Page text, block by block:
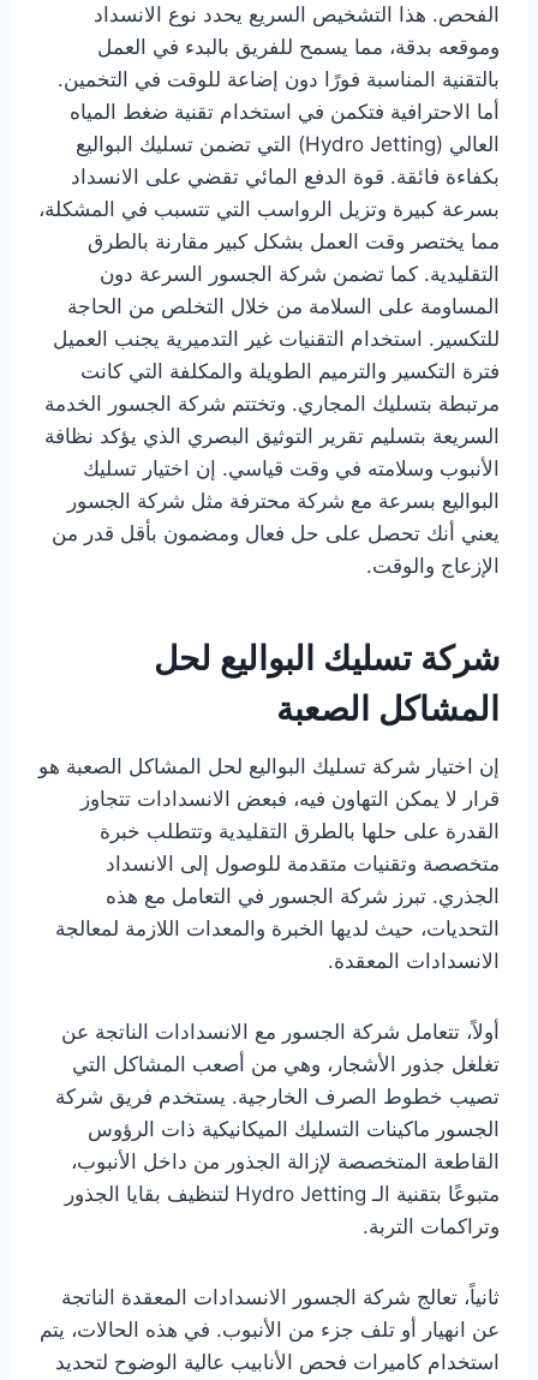
الفحص. هذا التشخيص السريع يحدد نوع الانسداد
وموقعه بدقة، مما يسمح للفريق بالبدء في العمل
بالتقنية المناسبة فورًا دون إضاعة للوقت في التخمين.
أما الاحترافية فتكمن في استخدام تقنية ضغط المياه
العالي (Hydro Jetting) التي تضمن تسليك البواليع
بكفاءة فائقة. قوة الدفع المائي تقضي على الانسداد
بسرعة كبيرة وتزيل الرواسب التي تتسبب في المشكلة،
مما يختصر وقت العمل بشكل كبير مقارنة بالطرق
التقليدية. كما تضمن شركة الجسور السرعة دون
المساومة على السلامة من خلال التخلص من الحاجة
للتكسير. استخدام التقنيات غير التدميرية يجنب العميل
فترة التكسير والترميم الطويلة والمكلفة التي كانت
مرتبطة بتسليك المجاري. وتختتم شركة الجسور الخدمة
السريعة بتسليم تقرير التوثيق البصري الذي يؤكد نظافة
الأنبوب وسلامته في وقت قياسي. إن اختيار تسليك
البواليع بسرعة مع شركة محترفة مثل شركة الجسور
يعني أنك تحصل على حل فعال ومضمون بأقل قدر من
الإزعاج والوقت.
شركة تسليك البواليع لحل
المشاكل الصعبة
إن اختيار شركة تسليك البواليع لحل المشاكل الصعبة هو
قرار لا يمكن التهاون فيه، فبعض الانسدادات تتجاوز
القدرة على حلها بالطرق التقليدية وتتطلب خبرة
متخصصة وتقنيات متقدمة للوصول إلى الانسداد
الجذري. تبرز شركة الجسور في التعامل مع هذه
التحديات، حيث لديها الخبرة والمعدات اللازمة لمعالجة
الانسدادات المعقدة.
أولاً، تتعامل شركة الجسور مع الانسدادات الناتجة عن
تغلغل جذور الأشجار، وهي من أصعب المشاكل التي
تصيب خطوط الصرف الخارجية. يستخدم فريق شركة
الجسور ماكينات التسليك الميكانيكية ذات الرؤوس
القاطعة المتخصصة لإزالة الجذور من داخل الأنبوب،
متبوعًا بتقنية الـ Hydro Jetting لتنظيف بقايا الجذور
وتراكمات التربة.
ثانياً، تعالج شركة الجسور الانسدادات المعقدة الناتجة
عن انهيار أو تلف جزء من الأنبوب. في هذه الحالات، يتم
استخدام كاميرات فحص الأنابيب عالية الوضوح لتحديد